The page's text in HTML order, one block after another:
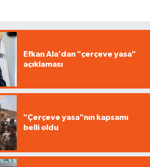
Efkan Ala’dan "çerçeve yasa"
açıklaması
"Çerçeve yasa"nın kapsamı
belli oldu